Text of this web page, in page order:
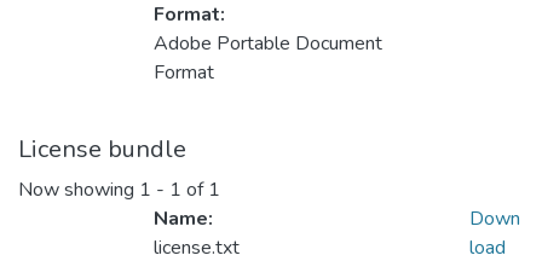
Format:
Adobe Portable Document
Format
License bundle
Now showing 1 - 1 of 1
Name:
license.txt
Down
load